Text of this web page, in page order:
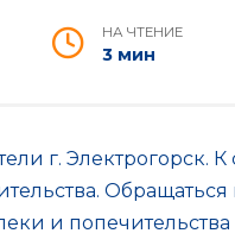
НА ЧТЕНИЕ
3 мин
г. Электрогорск.
и